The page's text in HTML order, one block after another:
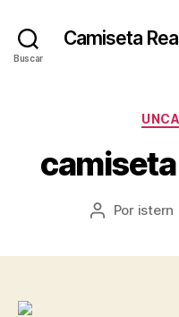
Buscar
Camiseta
Autor
Por istern